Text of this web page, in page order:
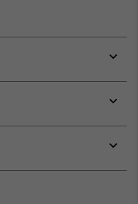
or
or
or